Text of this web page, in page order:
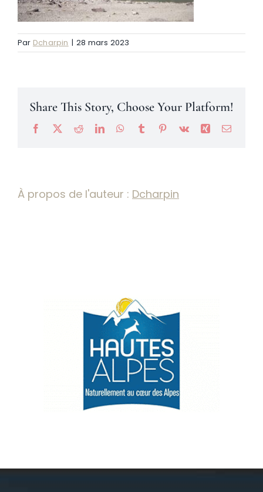
Névache
Par Dcharpin | 28 mars 2023
Share This Story, Choose Your Platform!
Facebook
X RedditLinkedInWhatsApp
TumblrPinterest
Vk Xing Email
À propos de l'auteur : Dcharpin